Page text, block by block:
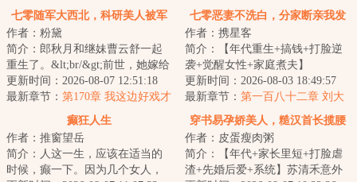
七零随军大西北，科研美人被军
作者：粉黛
简介：郎秋月和继妹曹云舒一起
重生了。&lt;br/&gt;前世，她嫁给
乡下飞出的大学生金凤凰，远赴
大西北戈壁...
更新时间：2026-08-07 12:51:18
最新章节： 第170章 我这边好戏才
七零恶妻不洗白，分家断亲我发
作者：携星客
简介：【年代重生+搞钱+打脸逆
袭+觉醒女性+家庭煮夫】
&lt;br/&gt;前世被婆家磋磨八年女
儿被卖，儿子惨死...
更新时间：2026-08-03 18:49:57
最新章节： 第一百八十二章 刘大
宝落网
癫狂人生
作者：推窗望岳
简介：人这一生，应该在适当的
时候，癫一下。因为几个女人，
穿书易孕娇美人，糙汉首长揽腰
宠
作者：皮蛋瘦肉粥
简介：【年代+家长里短+打脸虐
渣+先婚后爱+系统】苏清禾意外